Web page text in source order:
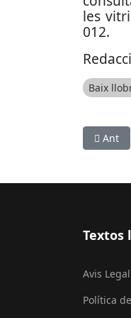
les
012.
Baix
Article
Ant
Textos
Avis Legal
Política